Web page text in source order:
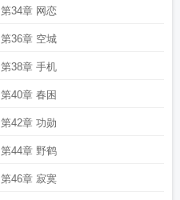
第34章 网恋
第36章 空城
第38章 手机
第40章 春困
第42章 功勋
第44章 野鹤
第46章 寂寞